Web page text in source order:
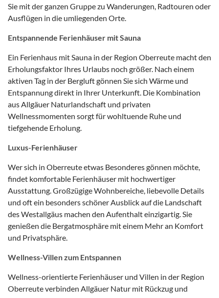
Sie mit der ganzen Gruppe zu Wanderungen, Radtouren oder
Ausflügen in die umliegenden Orte.
Entspannende Ferienhäuser mit Sauna
Ein Ferienhaus mit Sauna in der Region Oberreute macht den
Erholungsfaktor Ihres Urlaubs noch größer. Nach einem
aktiven Tag in der Bergluft gönnen Sie sich Wärme und
Entspannung direkt in Ihrer Unterkunft. Die Kombination
aus Allgäuer Naturlandschaft und privaten
Wellnessmomenten sorgt für wohltuende Ruhe und
tiefgehende Erholung.
Luxus-Ferienhäuser
Wer sich in Oberreute etwas Besonderes gönnen möchte,
findet komfortable Ferienhäuser mit hochwertiger
Ausstattung. Großzügige Wohnbereiche, liebevolle Details
und oft ein besonders schöner Ausblick auf die Landschaft
des Westallgäus machen den Aufenthalt einzigartig. Sie
genießen die Bergatmosphäre mit einem Mehr an Komfort
und Privatsphäre.
Wellness-Villen zum Entspannen
Wellness-orientierte Ferienhäuser und Villen in der Region
Oberreute verbinden Allgäuer Natur mit Rückzug und